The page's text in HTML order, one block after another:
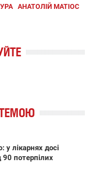
АНАТОЛІЙ МАТІОС
у лікарнях досі
потерпілих